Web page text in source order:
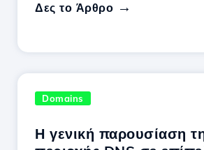
Δες το Άρθρο
Domains
Η γενική παρουσίαση